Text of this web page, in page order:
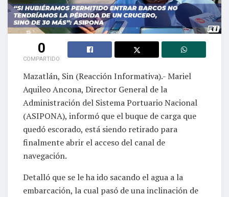
0
COMPARTIDO
Mazatlán, Sin (Reacción Informativa).- Mariel
Aquileo Ancona, Director General de la
Administración del Sistema Portuario Nacional
(ASIPONA), informó que el buque de carga que
quedó escorado, está siendo retirado para
finalmente abrir el acceso del canal de
navegación.
Detalló que se le ha ido sacando el agua a la
embarcación, la cual pasó de una inclinación de